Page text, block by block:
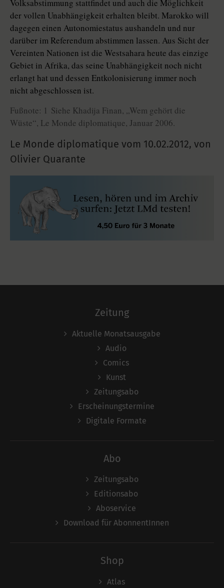
Volksabstimmung stattfindet und auch die Möglichkeit
der vollen Unabhängigkeit erhalten bleibt. Marokko will
dagegen einen Autonomiestatus aushandeln und nur
darüber im Referendum abstimmen lassen. Aus Sicht der
Vereinten Nationen ist die Westsahara heute das einzige
Gebiet in Afrika, das seine Unabhängigkeit noch nicht
erlangt hat und dessen Entkolonisierung immer noch
nicht abgeschlossen ist.
Fußnote: 1 Siehe Khadija Finan, „Wem gehört die
Wüste“, Le Monde diplomatique, Januar 2006.
Le Monde diplomatique vom 10.02.2012, von
Olivier Quarante
Zeitung
Aktuelle Monatsausgabe
Audio
Comics
Kunst
Zeitungsabo
Erscheinungstermine
Digitale Formate
Abo
Zeitungsabo
Editionsabo
Aboservice
Download für AbonnentInnen
Shop
Atlas